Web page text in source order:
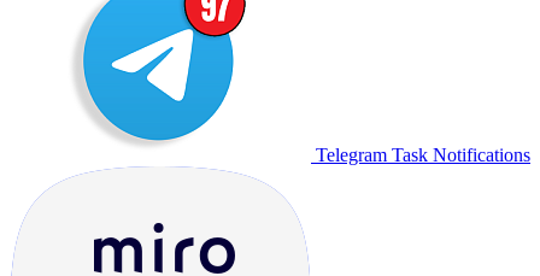
Telegram Task Notifications